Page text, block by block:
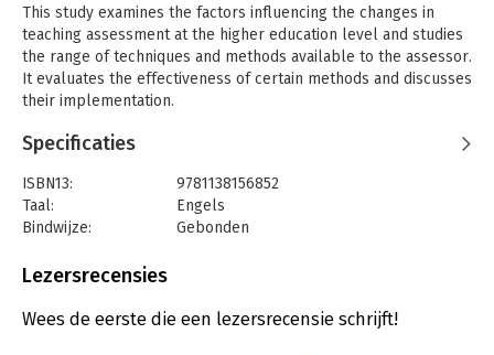
This study examines the factors influencing the changes in
teaching assessment at the higher education level and studies
the range of techniques and methods available to the assessor.
It evaluates the effectiveness of certain methods and discusses
their implementation.
Specificaties
ISBN13:
9781138156852
Taal:
Engels
Bindwijze:
Gebonden
Uitgever:
Serie:
Teaching and Learning in Higher
Lezersrecensies
Wees de eerste die een lezersrecensie schrijft!